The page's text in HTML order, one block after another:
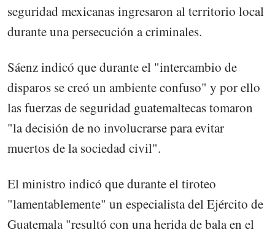
seguridad mexicanas ingresaron al territorio local
durante una persecución a criminales.
Sáenz indicó que durante el "intercambio de
disparos se creó un ambiente confuso" y por ello
las fuerzas de seguridad guatemaltecas tomaron
"la decisión de no involucrarse para evitar
muertos de la sociedad civil".
El ministro indicó que durante el tiroteo
"lamentablemente" un especialista del Ejército de
Guatemala "resultó con una herida de bala en el